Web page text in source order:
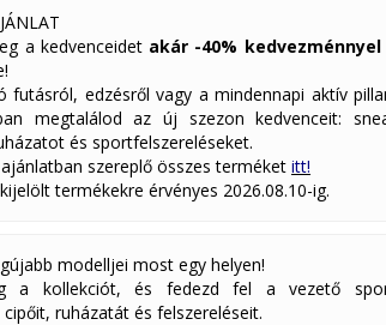
a kedvenceidet akár -40% kedvezménnyel
futásról, edzésről vagy a mindennapi aktív
megtalálod az új szezon kedvenceit:
és sportfelszereléseket.
szereplő összes terméket itt!
termékekre érvényes 2026.08.10-ig.
modelljei most egy helyen!
a kollekciót, és fedezd fel a vezető
ruházatát és felszereléseit.